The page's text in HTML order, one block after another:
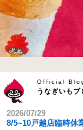
うなぎいもブ
Official
2026/07/29
8/5~10戸越店臨時休